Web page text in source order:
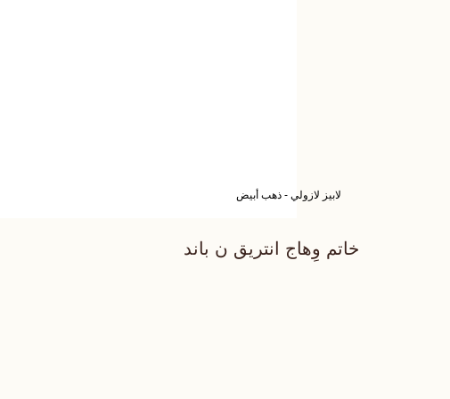
لابيز لازولي - ذهب أبيض
خاتم وِهاج انتريق ن باند